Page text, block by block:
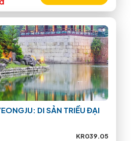
DI SẢN TRIỀU ĐẠI
KR039.05